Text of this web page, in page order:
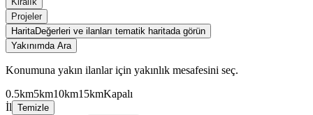
Projeler
HaritaDeğerleri ve ilanları tematik haritada görün
Yakınımda Ara
Konumuna yakın ilanlar için yakınlık mesafesini seç.
0.5km5km10km15kmKapalı
İl Temizle